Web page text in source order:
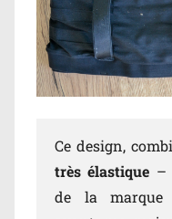
Ce design,
très élastique –
de la